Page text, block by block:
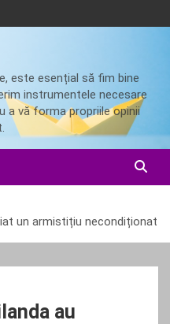
este esențial să fim bine
instrumentele necesare
a vă forma propriile opinii
un armistițiu necondiționat
au